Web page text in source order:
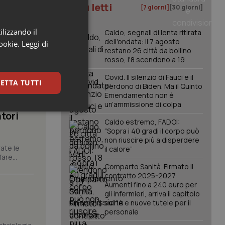
le
I più letti [7 giorni] [30 giorni]
Caldo, segnali di lenta ritirata
dell'ondata: il 7 agosto
restano 26 città da bollino
rosso, l'8 scendono a 19
Covid. Il silenzio di Fauci e il
perdono di Biden. Ma il Quinto
Emendamento non è
un’ammissione di colpa
Caldo estremo, FADOI:
“Sopra i 40 gradi il corpo può
non riuscire più a disperdere
il calore”
Comparto Sanità. Firmato il
contratto 2025-2027.
Aumenti fino a 240 euro per
gli infermieri, arriva il capitolo
sull'IA e nuove tutele per il
personale
il
Leggi di
TUTTI
sulle pagine